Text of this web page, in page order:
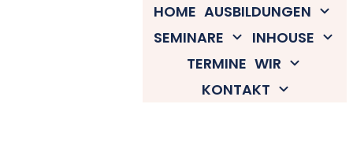
HOME AUSBILDUNGEN
SEMINARE
INHOUSE
TERMINE WIR
KONTAKT